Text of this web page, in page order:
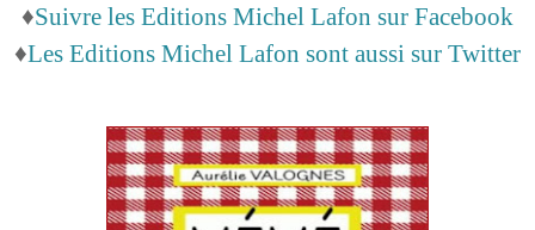
♦Suivre les Editions Michel Lafon sur Facebook
♦Les Editions Michel Lafon sont aussi sur Twitter